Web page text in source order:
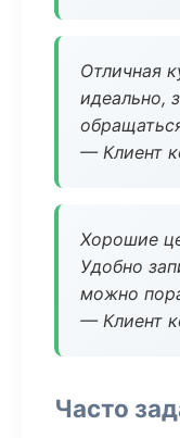
Отличная
идеально,
— Клиент
Хорошие
Удобно
можно
— Клиент
Часто